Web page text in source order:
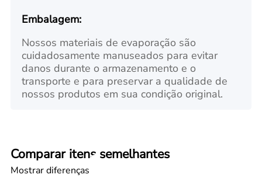
Embalagem:
Nossos materiais de evaporação são
cuidadosamente manuseados para evitar
danos durante o armazenamento e o
transporte e para preservar a qualidade de
nossos produtos em sua condição original.
Comparar itens semelhantes
Mostrar diferenças